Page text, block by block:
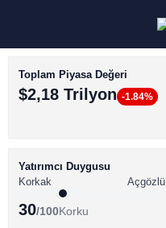
BİTCOİN HABERLERİ
ALTCOİN HABERLERİ
Toplam Piyasa Değeri
$2,18 Trilyon -1.84%
Yatırımcı Duygusu
Korkak
Açgözlü
30/100Korku